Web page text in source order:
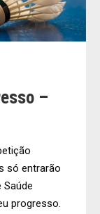
–
só entrarão
Saúde
progresso.